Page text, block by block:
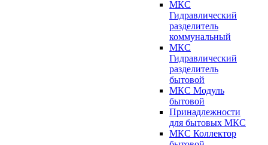
МКС
Гидравлический
разделитель
коммунальный
МКС
Гидравлический
разделитель
бытовой
МКС Модуль
бытовой
Принадлежности
для бытовых МКС
МКС Коллектор